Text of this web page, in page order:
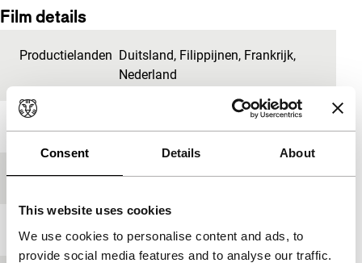
Consent Details About
This website uses cookies
We use cookies to personalise content and ads, to
provide social media features and to analyse our traffic.
Film details
Productielanden Duitsland, Filippijnen, Frankrijk,
Nederland
Festivaleditie IFFR 2010
Lengte